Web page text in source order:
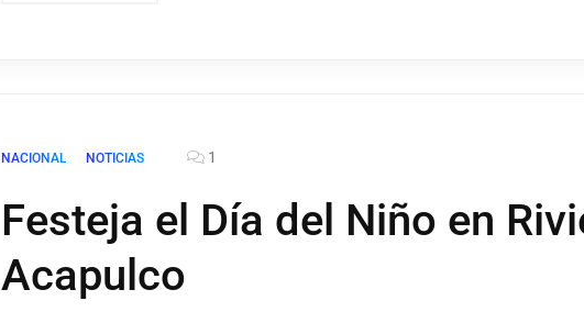
NACIONAL NOTICIAS 1
Festeja el Día del Niño en
Acapulco